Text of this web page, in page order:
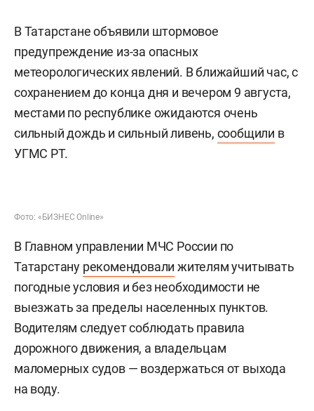
В Татарстане объявили штормовое
предупреждение из-за опасных
метеорологических явлений. В ближайший час, с
сохранением до конца дня и вечером 9 августа,
местами по республике ожидаются очень
сильный дождь и сильный ливень, сообщили в
УГМС РТ.
Фото: «БИЗНЕС Online»
В Главном управлении МЧС России по
Татарстану рекомендовали жителям учитывать
погодные условия и без необходимости не
выезжать за пределы населенных пунктов.
Водителям следует соблюдать правила
дорожного движения, а владельцам
маломерных судов — воздержаться от выхода
на воду.